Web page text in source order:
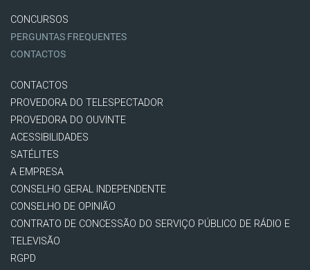
CONCURSOS
PERGUNTAS FREQUENTES
CONTACTOS
CONTACTOS
PROVEDORA DO TELESPECTADOR
PROVEDORA DO OUVINTE
ACESSIBILIDADES
SATÉLITES
A EMPRESA
CONSELHO GERAL INDEPENDENTE
CONSELHO DE OPINIÃO
CONTRATO DE CONCESSÃO DO SERVIÇO PÚBLICO DE RÁDIO E
TELEVISÃO
RGPD